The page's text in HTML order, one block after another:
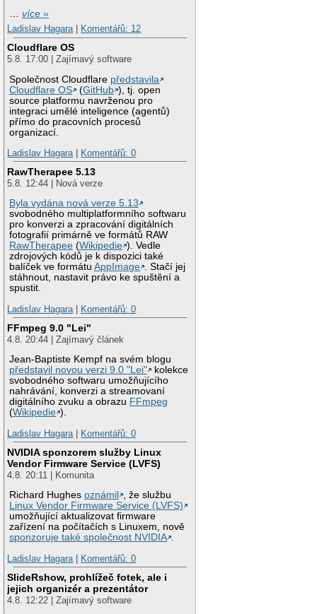
…více »
Ladislav Hagara| Komentářů: 12
Cloudflare OS
5.8. 17:00 | Zajímavý software
Společnost Cloudflare představila
Cloudflare OS
(GitHub ), tj. open
source platformu navrženou pro
integraci umělé inteligence (agentů)
přímo do pracovních procesů
organizací.
Ladislav Hagara| Komentářů: 0
RawTherapee 5.13
5.8. 12:44 | Nová verze
Byla vydána nová verze 5.13
svobodného multiplatformního softwaru
pro konverzi a zpracování digitálních
fotografií primárně ve formátů RAW
RawTherapee (Wikipedie ). Vedle
zdrojových kódů je k dispozici také
balíček ve formátuAppImage . Stačí jej
stáhnout, nastavit právo ke spuštění a
spustit.
Ladislav Hagara| Komentářů: 0
FFmpeg 9.0 "Lei"
4.8. 20:44 | Zajímavý článek
Jean-Baptiste Kempf na svém blogu
představil novou verzi 9.0 "Lei"
kolekce
svobodného softwaru umožňujícího
nahrávání, konverzi a streamovaní
digitálního zvuku a obrazu FFmpeg
(Wikipedie ).
Ladislav Hagara| Komentářů: 0
NVIDIA sponzorem služby Linux
Vendor Firmware Service (LVFS)
4.8. 20:11 | Komunita
Richard Hughesoznámil
, že službu
Linux Vendor Firmware Service (LVFS)
umožňující aktualizovat firmware
zařízení na počítačích s Linuxem, nově
sponzoruje také společnost NVIDIA .
Ladislav Hagara| Komentářů: 0
SlideRshow, prohlížeč fotek, ale i
jejich organizér a prezentátor
4.8. 12:22 | Zajímavý software